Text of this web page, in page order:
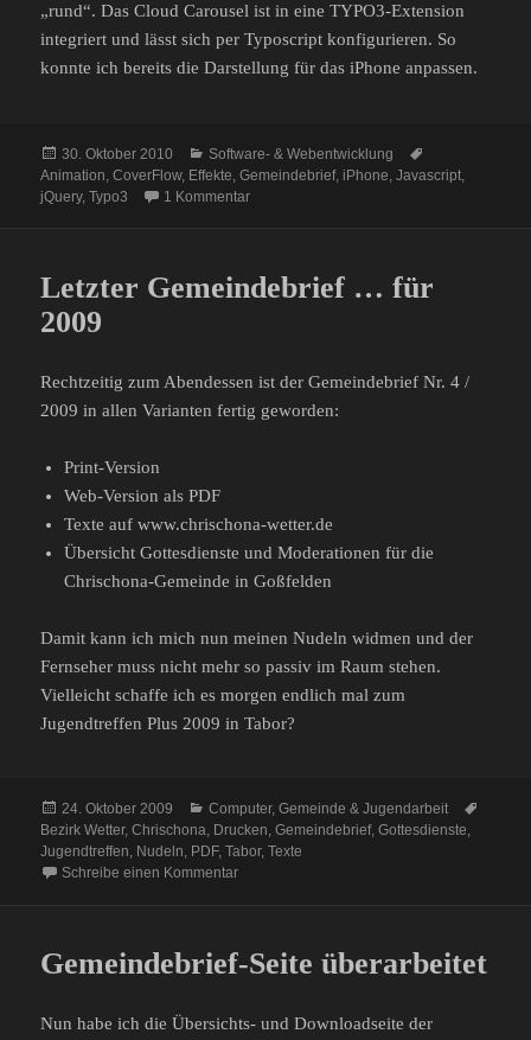
„rund“. Das Cloud Carousel ist in eine TYPO3-Extension
integriert und lässt sich per Typoscript konfigurieren. So
konnte ich bereits die Darstellung für das iPhone anpassen.
Veröffentlicht
am
30. Oktober 2010 Kategorien
Software- & Webentwicklung
Animation,CoverFlow, Effekte,Gemeindebrief, iPhone,Javascript,
jQuery,Typo3 1 Kommentarzu 3D-Carousel, CoverFlow
Letzter Gemeindebrief … für
2009
Rechtzeitig zum Abendessen ist der Gemeindebrief Nr. 4 /
2009 in allen Varianten fertig geworden:
Print-Version
Web-Version als PDF
Texte auf www.chrischona-wetter.de
Übersicht Gottesdienste und Moderationen für die
Chrischona-Gemeinde in Goßfelden
Damit kann ich mich nun meinen Nudeln widmen und der
Fernseher muss nicht mehr so passiv im Raum stehen.
Vielleicht schaffe ich es morgen endlich mal zum
Jugendtreffen Plus 2009 in Tabor?
Veröffentlicht
am
24. Oktober 2009 Kategorien
Computer,Gemeinde & Jugendarbeit
Bezirk Wetter,Chrischona, Drucken,Gemeindebrief,Gottesdienste,
Jugendtreffen, Nudeln, PDF,Tabor,Texte
Schreibe einen Kommentarzu Letzter Gemeindebrief … für 2009
Gemeindebrief-Seite überarbeitet
Nun habe ich die Übersichts- und Downloadseite der